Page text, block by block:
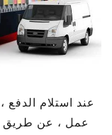
عمل ، عن طريق